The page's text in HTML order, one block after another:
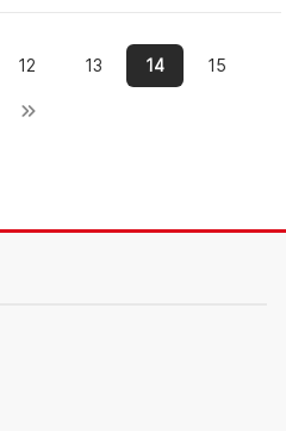
12 13 14 15